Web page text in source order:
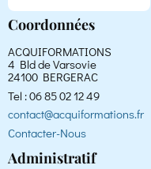
Coordonnées
ACQUIFORMATIONS
4 Bld de Varsovie
24100 BERGERAC
Tel : 06 85 02 12 49
contact@acquiformations.fr
Contacter-Nous
Administratif